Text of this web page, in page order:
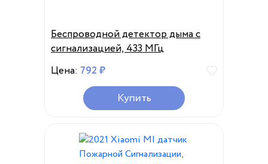
Беспроводной детектор дыма с
сигнализацией, 433 МГц
Цена: 792 ₽
Купить